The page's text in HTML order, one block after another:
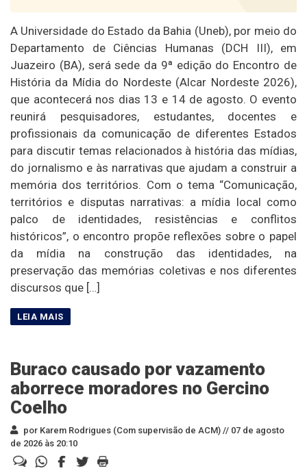
A Universidade do Estado da Bahia (Uneb), por meio do
Departamento de Ciências Humanas (DCH III), em
Juazeiro (BA), será sede da 9ª edição do Encontro de
História da Mídia do Nordeste (Alcar Nordeste 2026),
que acontecerá nos dias 13 e 14 de agosto. O evento
reunirá pesquisadores, estudantes, docentes e
profissionais da comunicação de diferentes Estados
para discutir temas relacionados à história das mídias,
do jornalismo e às narrativas que ajudam a construir a
memória dos territórios. Com o tema “Comunicação,
territórios e disputas narrativas: a mídia local como
palco de identidades, resistências e conflitos
históricos”, o encontro propõe reflexões sobre o papel
da mídia na construção das identidades, na
preservação das memórias coletivas e nos diferentes
discursos que […]
Buraco causado por vazamento
aborrece moradores no Gercino
Coelho
por Karem Rodrigues (Com supervisão de ACM) // 07 de agosto
de 2026 às 20:10